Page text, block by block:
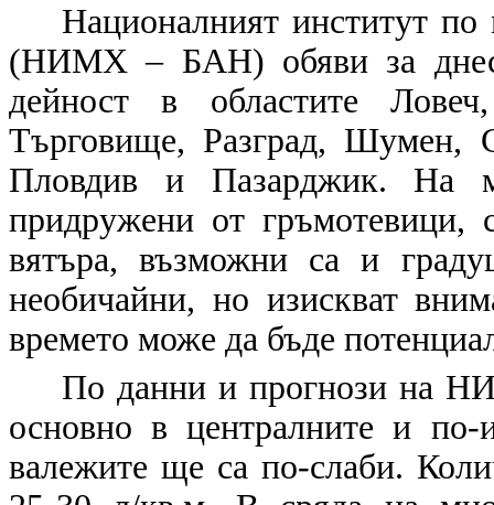
Националният институт
(НИМХ – БАН) обяви за
дейност в областите
Търговище, Разград, Шумен,
Пловдив и Пазарджик. На
придружени от гръмотевици,
вятъра, възможни са и
необичайни, но изискват
времето може да бъде
По данни и прогнози на
основно в централните и по-
валежите ще са по-слаби.